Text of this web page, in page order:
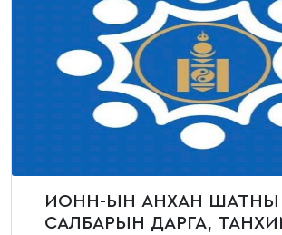
ИОНН-ЫН АНХАН ШАТНЫ
САЛБАРЫН ДАРГА,